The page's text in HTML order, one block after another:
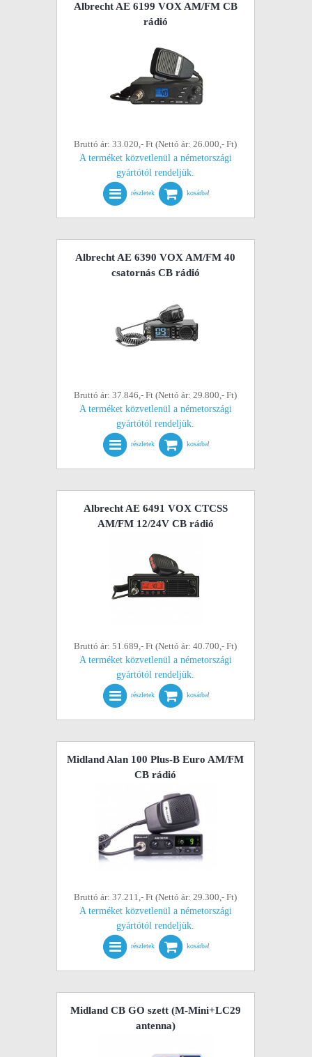
Albrecht AE 6199 VOX AM/FM CB
rádió
Bruttó ár: 33.020,- Ft (Nettó ár: 26.000,- Ft)
A terméket közvetlenül a németországi
gyártótól rendeljük.
részletek kosárba!
Albrecht AE 6390 VOX AM/FM 40
csatornás CB rádió
Bruttó ár: 37.846,- Ft (Nettó ár: 29.800,- Ft)
A terméket közvetlenül a németországi
gyártótól rendeljük.
részletek kosárba!
Albrecht AE 6491 VOX CTCSS
AM/FM 12/24V CB rádió
Bruttó ár: 51.689,- Ft (Nettó ár: 40.700,- Ft)
A terméket közvetlenül a németországi
gyártótól rendeljük.
részletek kosárba!
Midland Alan 100 Plus-B Euro AM/FM
CB rádió
Bruttó ár: 37.211,- Ft (Nettó ár: 29.300,- Ft)
A terméket közvetlenül a németországi
gyártótól rendeljük.
részletek kosárba!
Midland CB GO szett (M-Mini+LC29
antenna)